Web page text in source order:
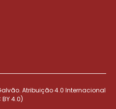
Atribuição 4.0 Internacional
BY 4.0)